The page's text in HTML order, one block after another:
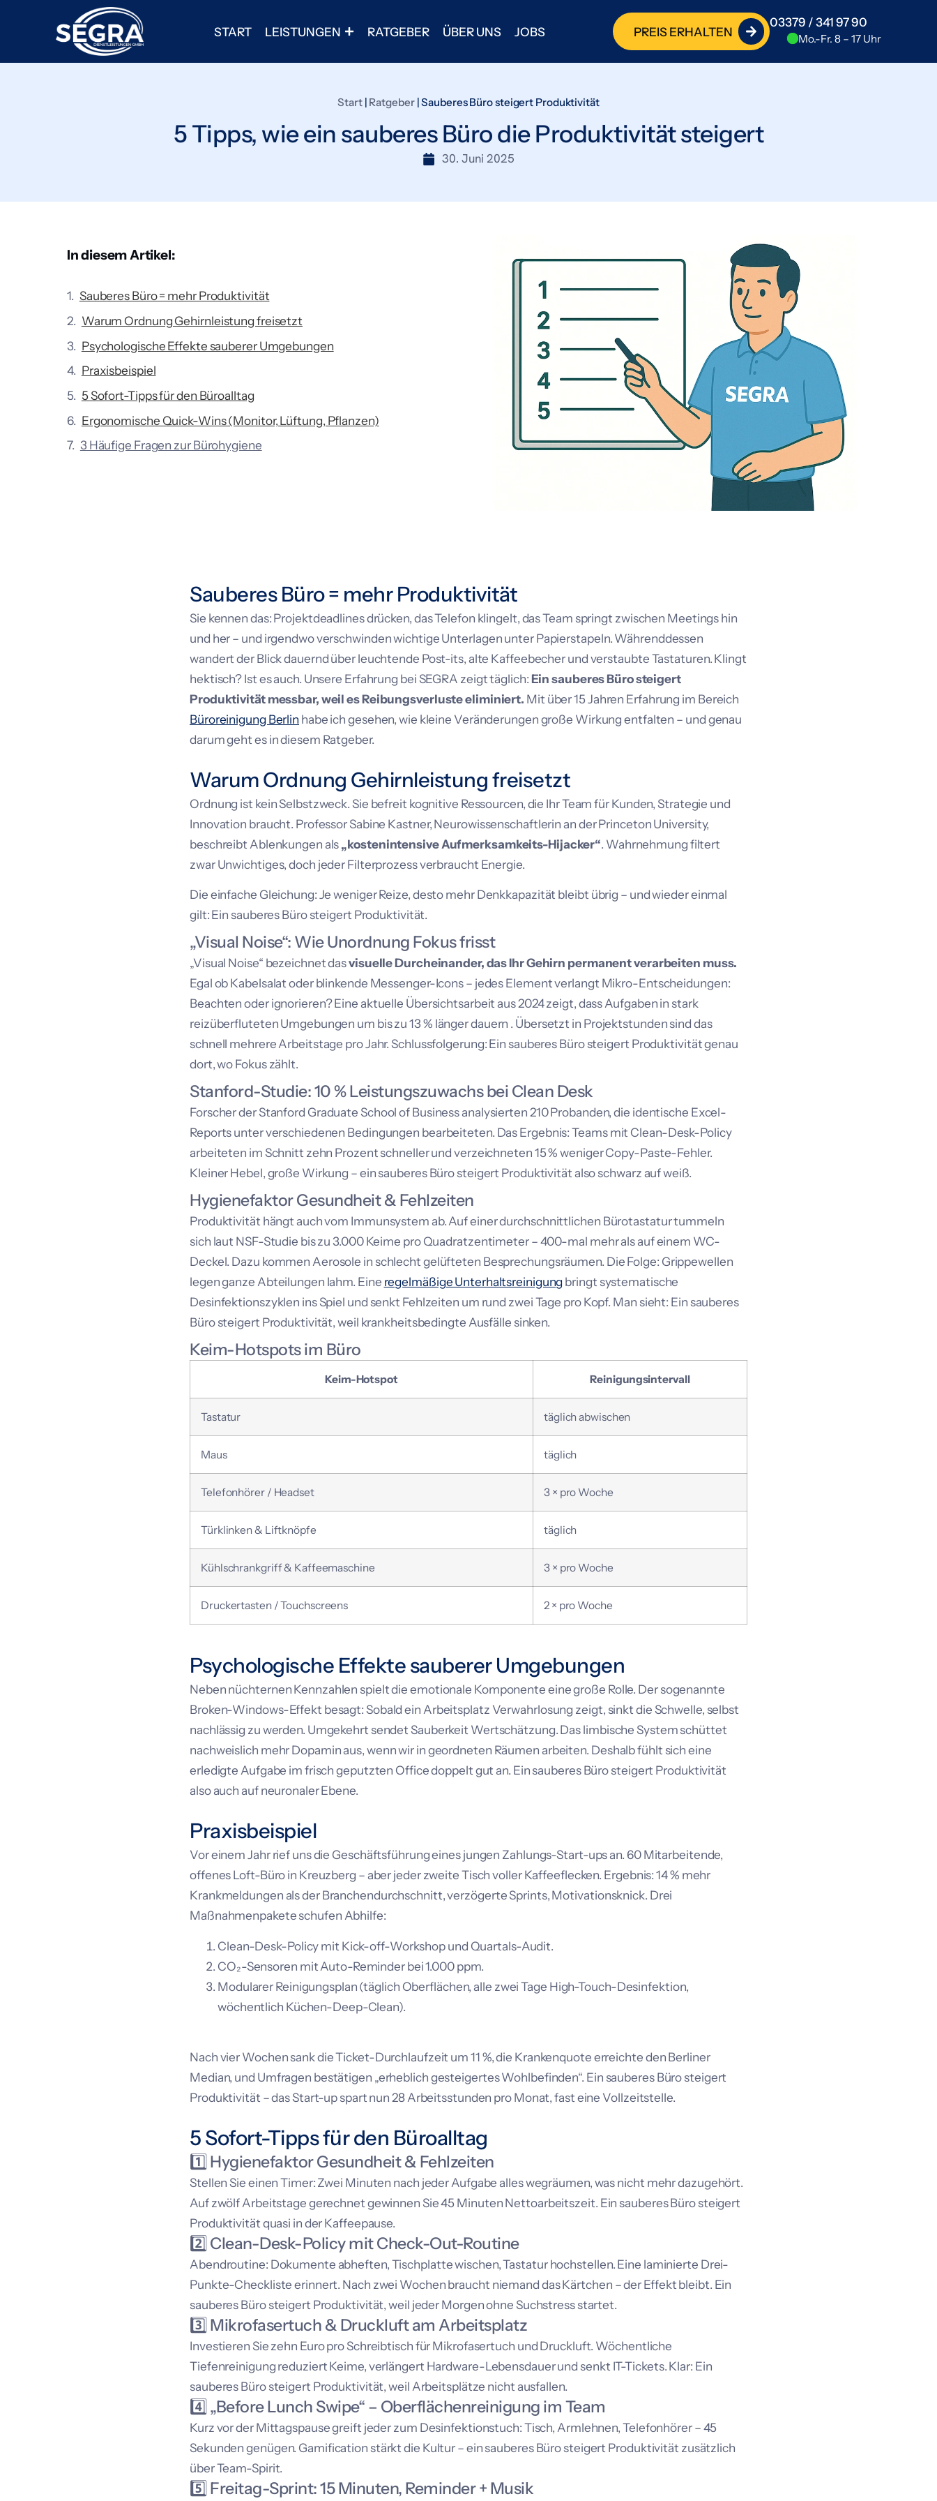
START LEISTUNGEN RATGEBER ÜBER UNS JOBS PREIS ERHALTEN
03379 / 341 97 90
Mo.-Fr. 8 – 17 Uhr
Start| Ratgeber|Sauberes Büro steigert Produktivität
5 Tipps, wie ein sauberes Büro die Produktivität steigert
30. Juni 2025
In diesem Artikel:
Sauberes Büro = mehr Produktivität
Warum Ordnung Gehirnleistung freisetzt
Psychologische Effekte sauberer Umgebungen
Praxisbeispiel
5 Sofort-Tipps für den Büroalltag
Ergonomische Quick-Wins (Monitor, Lüftung, Pflanzen)
3 Häufige Fragen zur Bürohygiene
Sauberes Büro = mehr Produktivität
Sie kennen das: Projektdeadlines drücken, das Telefon klingelt, das Team springt zwischen Meetings hin
und her – und irgendwo verschwinden wichtige Unterlagen unter Papierstapeln. Währenddessen
wandert der Blick dauernd über leuchtende Post-its, alte Kaffeebecher und verstaubte Tastaturen. Klingt
hektisch? Ist es auch. Unsere Erfahrung bei SEGRA zeigt täglich:Ein sauberes Büro steigert
Produktivität messbar, weil es Reibungsverluste eliminiert. Mit über 15 Jahren Erfahrung im Bereich
Büroreinigung Berlin habe ich gesehen, wie kleine Veränderungen große Wirkung entfalten – und genau
darum geht es in diesem Ratgeber.
Warum Ordnung Gehirnleistung freisetzt
Ordnung ist kein Selbstzweck. Sie befreit kognitive Ressourcen, die Ihr Team für Kunden, Strategie und
Innovation braucht. Professor Sabine Kastner, Neurowissenschaftlerin an der Princeton University,
beschreibt Ablenkungen als„kostenintensive Aufmerksamkeits-Hijacker“. Wahrnehmung filtert
zwar Unwichtiges, doch jeder Filterprozess verbraucht Energie.
Die einfache Gleichung: Je weniger Reize, desto mehr Denkkapazität bleibt übrig – und wieder einmal
gilt: Ein sauberes Büro steigert Produktivität.
„Visual Noise“: Wie Unordnung Fokus frisst
„Visual Noise“ bezeichnet dasvisuelle Durcheinander, das Ihr Gehirn permanent verarbeiten muss.
Egal ob Kabelsalat oder blinkende Messenger-Icons – jedes Element verlangt Mikro-Entscheidungen:
Beachten oder ignorieren? Eine aktuelle Übersichtsarbeit aus 2024 zeigt, dass Aufgaben in stark
reizüberfluteten Umgebungen um bis zu 13 % länger dauern . Übersetzt in Projektstunden sind das
schnell mehrere Arbeitstage pro Jahr. Schlussfolgerung: Ein sauberes Büro steigert Produktivität genau
dort, wo Fokus zählt.
Stanford-Studie: 10 % Leistungszuwachs bei Clean Desk
Forscher der Stanford Graduate School of Businessanalysierten 210 Probanden, die identische Excel-
Reports unter verschiedenen Bedingungen bearbeiteten. Das Ergebnis: Teams mit Clean-Desk-Policy
arbeiteten im Schnitt zehn Prozent schneller und verzeichneten 15 % weniger Copy-Paste-Fehler.
Kleiner Hebel, große Wirkung – ein sauberes Büro steigert Produktivität also schwarz auf weiß.
Hygienefaktor Gesundheit & Fehlzeiten
Produktivität hängt auch vom Immunsystem ab. Auf einer durchschnittlichen Bürotastatur tummeln
sich laut NSF-Studie bis zu 3.000 Keime pro Quadratzentimeter – 400-mal mehr als auf einem WC-
Deckel. Dazu kommen Aerosole in schlecht gelüfteten Besprechungsräumen. Die Folge: Grippewellen
legen ganze Abteilungen lahm. Eine regelmäßige Unterhaltsreinigung bringt systematische
Desinfektionszyklen ins Spiel und senkt Fehlzeiten um rund zwei Tage pro Kopf. Man sieht: Ein sauberes
Büro steigert Produktivität, weil krankheitsbedingte Ausfälle sinken.
Keim-Hotspots im Büro
Keim-Hotspot Reinigungsintervall
Tastatur täglich abwischen
Maus täglich
Telefonhörer / Headset 3 × pro Woche
Türklinken & Liftknöpfe täglich
Kühlschrankgriff & Kaffeemaschine 3 × pro Woche
Druckertasten / Touchscreens 2 × pro Woche
Psychologische Effekte sauberer Umgebungen
Neben nüchternen Kennzahlen spielt die emotionale Komponente eine große Rolle. Der sogenannte
Broken-Windows-Effekt besagt: Sobald ein Arbeitsplatz Verwahrlosung zeigt, sinkt die Schwelle, selbst
nachlässig zu werden. Umgekehrt sendet Sauberkeit Wertschätzung. Das limbische System schüttet
nachweislich mehr Dopamin aus, wenn wir in geordneten Räumen arbeiten. Deshalb fühlt sich eine
erledigte Aufgabe im frisch geputzten Office doppelt gut an. Ein sauberes Büro steigert Produktivität
also auch auf neuronaler Ebene.
Praxisbeispiel
Vor einem Jahr rief uns die Geschäftsführung eines jungen Zahlungs-Start-ups an. 60 Mitarbeitende,
offenes Loft-Büro in Kreuzberg – aber jeder zweite Tisch voller Kaffeeflecken. Ergebnis: 14 % mehr
Krankmeldungen als der Branchendurchschnitt, verzögerte Sprints, Motivationsknick. Drei
Maßnahmenpakete schufen Abhilfe:
Clean-Desk-Policy mit Kick-off-Workshop und Quartals-Audit.
CO₂-Sensoren mit Auto-Reminder bei 1.000 ppm.
Modularer Reinigungsplan (täglich Oberflächen, alle zwei Tage High-Touch-Desinfektion,
wöchentlich Küchen-Deep-Clean).
Nach vier Wochen sank die Ticket-Durchlaufzeit um 11 %, die Krankenquote erreichte den Berliner
Median, und Umfragen bestätigen „erheblich gesteigertes Wohlbefinden“. Ein sauberes Büro steigert
Produktivität – das Start-up spart nun 28 Arbeitsstunden pro Monat, fast eine Vollzeitstelle.
5 Sofort-Tipps für den Büroalltag
1️⃣ Hygienefaktor Gesundheit & Fehlzeiten
Stellen Sie einen Timer: Zwei Minuten nach jeder Aufgabe alles wegräumen, was nicht mehr dazugehört.
Auf zwölf Arbeitstage gerechnet gewinnen Sie 45 Minuten Nettoarbeitszeit. Ein sauberes Büro steigert
Produktivität quasi in der Kaffeepause.
2️⃣ Clean-Desk-Policy mit Check-Out-Routine
Abendroutine: Dokumente abheften, Tischplatte wischen, Tastatur hochstellen. Eine laminierte Drei-
Punkte-Checkliste erinnert. Nach zwei Wochen braucht niemand das Kärtchen – der Effekt bleibt. Ein
sauberes Büro steigert Produktivität, weil jeder Morgen ohne Suchstress startet.
3️⃣ Mikrofasertuch & Druckluft am Arbeitsplatz
Investieren Sie zehn Euro pro Schreibtisch für Mikrofasertuch und Druckluft. Wöchentliche
Tiefenreinigung reduziert Keime, verlängert Hardware-Lebensdauer und senkt IT-Tickets. Klar: Ein
sauberes Büro steigert Produktivität, weil Arbeitsplätze nicht ausfallen.
4️⃣ „Before Lunch Swipe“ – Oberflächenreinigung im Team
Kurz vor der Mittagspause greift jeder zum Desinfektionstuch: Tisch, Armlehnen, Telefonhörer – 45
Sekunden genügen. Gamification stärkt die Kultur – ein sauberes Büro steigert Produktivität zusätzlich
über Team-Spirit.
5️⃣ Freitag-Sprint: 15 Minuten, Reminder + Musik